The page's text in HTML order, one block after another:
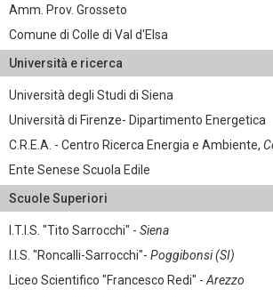
Amm. Prov. Grosseto
Comune di Colle di Val d'Elsa
Università e ricerca
Università degli Studi di Siena
Università di Firenze- Dipartimento Energetica
C.R.E.A. - Centro Ricerca Energia e Ambiente,
Ente Senese Scuola Edile
Scuole Superiori
I.T.I.S. "Tito Sarrocchi" - Siena
I.I.S. "Roncalli-Sarrocchi"- Poggibonsi (SI)
Liceo Scientifico "Francesco Redi" - Arezzo